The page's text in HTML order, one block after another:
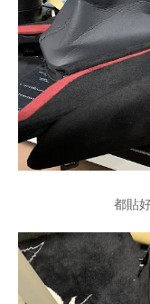
都貼